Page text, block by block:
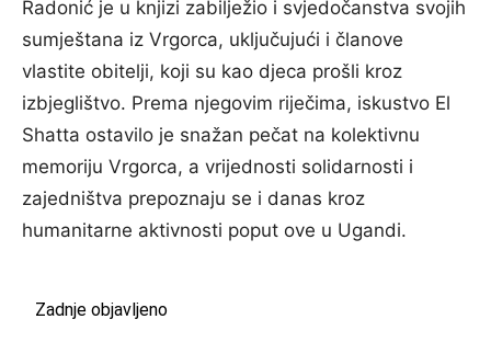
Radonić je u knjizi zabilježio i svjedočanstva svojih
sumještana iz Vrgorca, uključujući i članove
vlastite obitelji, koji su kao djeca prošli kroz
izbjeglištvo. Prema njegovim riječima, iskustvo El
Shatta ostavilo je snažan pečat na kolektivnu
memoriju Vrgorca, a vrijednosti solidarnosti i
zajedništva prepoznaju se i danas kroz
humanitarne aktivnosti poput ove u Ugandi.
Zadnje objavljeno